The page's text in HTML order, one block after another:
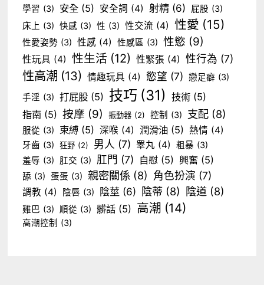
學習 (3) 安全 (5) 安全詞 (4) 射精 (6) 屁股 (3)
床上 (3) 快感 (3) 性 (3) 性交流 (4) 性愛 (15)
性愛姿勢 (3) 性感 (4) 性感區 (3) 性慾 (9)
性玩具 (4) 性生活 (12) 性緊張 (4) 性行為 (7)
性高潮 (13) 情趣玩具 (4) 慾望 (7) 戀足癖 (3)
手淫 (3) 打屁股 (5) 技巧 (31) 技術 (5)
指南 (5) 按摩 (9) 振動器 (2) 控制 (3) 支配 (8)
服從 (3) 束縛 (5) 深喉 (4) 潤滑油 (5) 熱情 (4)
牙齒 (3) 狂野 (2) 男人 (7) 睾丸 (4) 粗暴 (3)
羞辱 (3) 肛交 (3) 肛門 (7) 自慰 (5) 興奮 (5)
舔 (3) 蛋蛋 (3) 親密關係 (8) 角色扮演 (7)
調教 (4) 陰唇 (3) 陰莖 (6) 陰蒂 (8) 陰道 (8)
雞巴 (3) 順從 (3) 髒話 (5) 高潮 (14)
高潮控制 (3)